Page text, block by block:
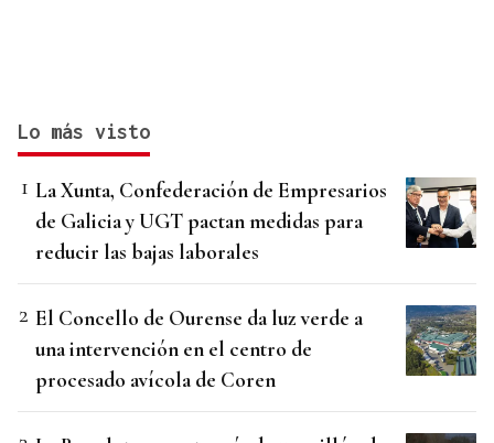
Lo más visto
La Xunta, Confederación de Empresarios
de Galicia y UGT pactan medidas para
reducir las bajas laborales
El Concello de Ourense da luz verde a
una intervención en el centro de
procesado avícola de Coren